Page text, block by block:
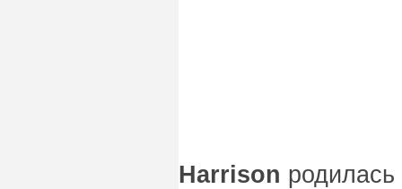
Harrison родилась